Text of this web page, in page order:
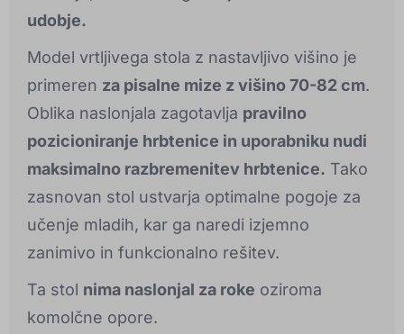
udobje.
Model vrtljivega stola z nastavljivo višino je
primeren za pisalne mize z višino 70-82 cm.
Oblika naslonjala zagotavlja pravilno
pozicioniranje hrbtenice in uporabniku nudi
maksimalno razbremenitev hrbtenice. Tako
zasnovan stol ustvarja optimalne pogoje za
učenje mladih, kar ga naredi izjemno
zanimivo in funkcionalno rešitev.
Ta stol nima naslonjal za roke oziroma
komolčne opore.